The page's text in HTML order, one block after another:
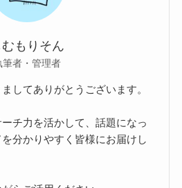
むもりそん
筆者・管理者
してありがとうございます。
チ力を活かして、話題になっ
分かりやすく皆様にお届けし